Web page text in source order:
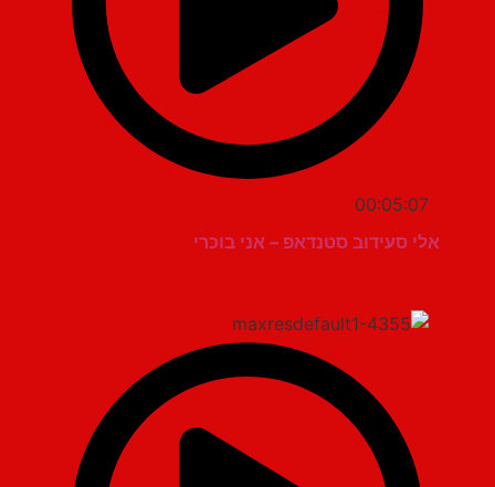
00:05:07
אלי סעידוב סטנדאפ – אני בוכרי